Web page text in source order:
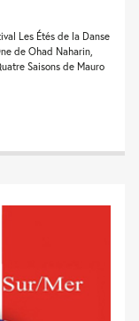
Les Étés de la Danse
de Ohad Naharin,
Saisons de Mauro